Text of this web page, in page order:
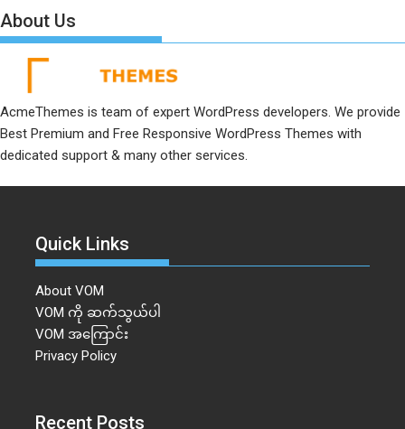
About Us
AcmeThemes is team of expert WordPress developers. We provide
Best Premium and Free Responsive WordPress Themes with
dedicated support & many other services.
Quick Links
About VOM
VOM ကို ဆက်သွယ်ပါ
VOM အကြောင်း
Privacy Policy
Recent Posts